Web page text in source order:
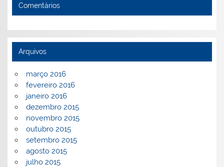
Comentários
Arquivos
março 2016
fevereiro 2016
janeiro 2016
dezembro 2015
novembro 2015
outubro 2015
setembro 2015
agosto 2015
julho 2015